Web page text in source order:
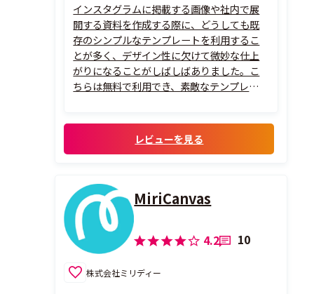
インスタグラムに掲載する画像や社内で展
開する資料を作成する際に、どうしても既
存のシンプルなテンプレートを利用するこ
とが多く、デザイン性に欠けて微妙な仕上
がりになることがしばしばありました。こ
ちらは無料で利用でき、素敵なテンプレート
できて、とても満足しています。
レビューを見る
MiriCanvas
4.2 10
株式会社ミリディー